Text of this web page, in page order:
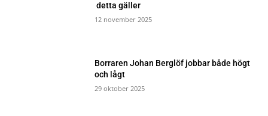
detta gäller
12 november 2025
Borraren Johan Berglöf jobbar både högt
och lågt
29 oktober 2025